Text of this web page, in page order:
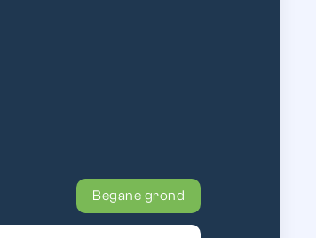
Begane grond